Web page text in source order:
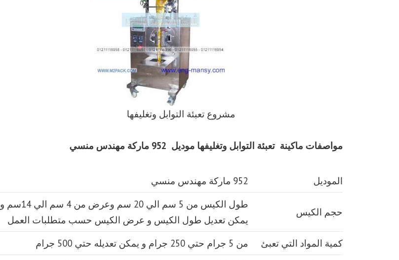
مشروع تعبئة التوابل وتغليفها
مواصفات ماكينة تعبئة التوابل وتغليفها موديل 952 ماركة مهندس منسي
الموديل 952 ماركة مهندس منسي
حجم الكيس
طول الكيس من 5 سم الي 20 سم وعرض من 4 سم الي 14سم و
يمكن تعديل طول الكيس و عرض الكيس حسب متطلبات العمل
كمية المواد التي تعبئ
من 5 جرام حتي 250 جرام و يمكن تعديله حتي 500 جرام